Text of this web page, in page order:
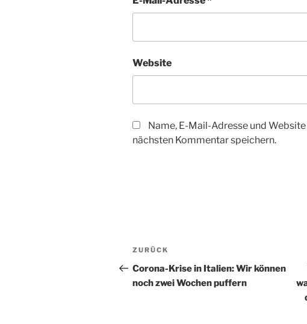
Website
Name, E-Mail-Adresse und
nächsten Kommentar speichern.
Beitragsnavigation
Vorheriger
Beitrag
ZURÜCK
Corona-Krise in Italien: Wir können
noch zwei Wochen puffern